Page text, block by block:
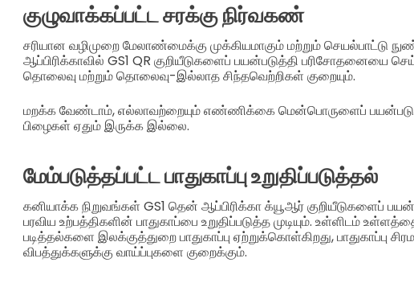
குழுவாக்கப்பட்ட சரக்கு நிர்வகண்
சரியான வழிமுறை மேலாண்மைக்கு முக்கியமாகும் மற்றும் செயல்பாட்டு
ஆப்பிரிக்காவில் GS1 QR குறியீடுகளைப் பயன்படுத்தி பரிசோதனையை
தொலைவு மற்றும் தொலைவு-இல்லாத சிந்தவெற்றிகள் குறையும்.
மறக்க வேண்டாம், எல்லாவற்றையும் எண்ணிக்கை மென்பொருளைப்
பிழைகள் ஏதும் இருக்க இல்லை.
மேம்படுத்தப்பட்ட பாதுகாப்பு உறுதிப்படுத்தல்
கனியாக்க நிறுவங்கள் GS1 தென் ஆப்பிரிக்கா க்யூஆர் குறியீடுகளைப்
பரவிய உற்பத்திகளின் பாதுகாப்பை உறுதிப்படுத்த முடியும். உள்ளிடம்
படித்தல்களை இலக்குத்துறை பாதுகாப்பு ஏற்றுக்கொள்கிறது, பாதுகாப்பு
விபத்துக்களுக்கு வாய்ப்புகளை குறைக்கும்.